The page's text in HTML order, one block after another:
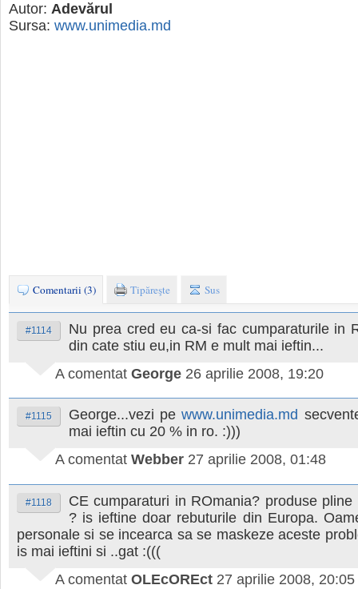
Autor: Adevărul
Sursa: www.unimedia.md
Comentarii (3) Tipăreşte Sus
#1114
Nu prea cred eu ca-si fac cumparaturile in
din cate stiu eu,in RM e mult mai ieftin...
A comentat George 26 aprilie 2008, 19:20
#1115 George...vezi pewww.unimedia.md
mai ieftin cu 20 % in ro. :)))
A comentat Webber 27 aprilie 2008, 01:48
#1118
CE cumparaturi in ROmania? produse pline
? is ieftine doar rebuturile din Europa.
personale si se incearca sa se maskeze aceste
is mai ieftini si ..gat :(((
A comentat OLEcOREct 27 aprilie 2008, 20:05